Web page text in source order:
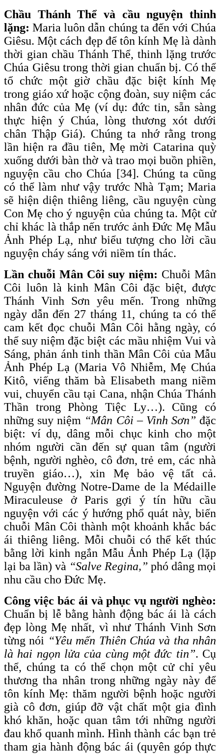
Chầu Thánh Thể và cầu nguyện thinh
lặng: Maria luôn dẫn chúng ta đến với Chúa
Giêsu. Một cách đẹp để tôn kính Mẹ là dành
thời gian chầu Thánh Thể, thinh lặng trước
Chúa Giêsu trong thời gian chuẩn bị. Có thể
tổ chức một giờ chầu đặc biệt kính Mẹ
trong giáo xứ hoặc cộng đoàn, suy niệm các
nhân đức của Mẹ (ví dụ: đức tin, sẵn sàng
thực hiện ý Chúa, lòng thương xót dưới
chân Thập Giá). Chúng ta nhớ rằng trong
lần hiện ra đầu tiên, Mẹ mời Catarina quỳ
xuống dưới bàn thờ và trao mọi buồn phiền,
nguyện cầu cho Chúa [34]. Chúng ta cũng
có thể làm như vậy trước Nhà Tạm; Maria
sẽ hiện diện thiêng liêng, cầu nguyện cùng
Con Mẹ cho ý nguyện của chúng ta. Một cử
chỉ khác là thắp nến trước ảnh Đức Mẹ Mẫu
Ảnh Phép Lạ, như biểu tượng cho lời cầu
nguyện cháy sáng với niềm tín thác.
Lần chuỗi Mân Côi suy niệm: Chuỗi Mân
Côi luôn là kinh Mân Côi đặc biệt, được
Thánh Vinh Sơn yêu mến. Trong những
ngày dẫn đến 27 tháng 11, chúng ta có thể
cam kết đọc chuỗi Mân Côi hằng ngày, có
thể suy niệm đặc biệt các mầu nhiệm Vui và
Sáng, phản ánh tinh thần Mân Côi của Mẫu
Ảnh Phép Lạ (Maria Vô Nhiễm, Mẹ Chúa
Kitô, viếng thăm bà Elisabeth mang niềm
vui, chuyển cầu tại Cana, nhận Chúa Thánh
Thần trong Phòng Tiệc Ly…). Cũng có
những suy niệm “Mân Côi – Vinh Sơn” đặc
biệt: ví dụ, dâng mỗi chục kinh cho một
nhóm người cần đến sự quan tâm (người
bệnh, người nghèo, cô đơn, trẻ em, các nhà
truyền giáo…), xin Mẹ bảo vệ tất cả.
Nguyện đường Notre-Dame de la Médaille
Miraculeuse ở Paris gợi ý tín hữu cầu
nguyện với các ý hướng phổ quát này, biến
chuỗi Mân Côi thành một khoảnh khắc bác
ái thiêng liêng. Mỗi chuỗi có thể kết thúc
bằng lời kinh ngắn Mẫu Ảnh Phép Lạ (lặp
lại ba lần) và “Salve Regina,” phó dâng mọi
nhu cầu cho Đức Mẹ.
Công việc bác ái và phục vụ người nghèo:
Chuẩn bị lễ bằng hành động bác ái là cách
đẹp lòng Mẹ nhất, vì như Thánh Vinh Sơn
từng nói “Yêu mến Thiên Chúa và tha nhân
là hai ngọn lửa của cùng một đức tin”. Cụ
thể, chúng ta có thể chọn một cử chỉ yêu
thương tha nhân trong những ngày này để
tôn kính Mẹ: thăm người bệnh hoặc người
già cô đơn, giúp đỡ vật chất một gia đình
khó khăn, hoặc quan tâm tới những người
đau khổ quanh mình. Hình thành các bạn trẻ
tham gia hành động bác ái (quyên góp thực